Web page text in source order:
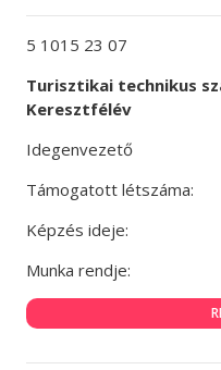
5 1015 23 07
Turisztikai technikus
Keresztfélév
Idegenvezető
Támogatott létszáma:
Képzés ideje:
Munka rendje: